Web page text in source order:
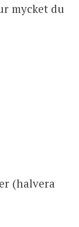
mycket du
(halvera